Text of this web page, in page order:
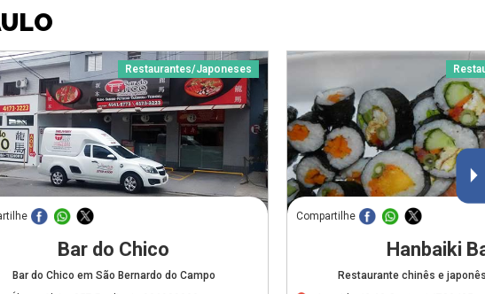
Restaurantes/Japoneses
Bar do Chico
Bar do Chico em São Bernardo do Campo
Compartilhe
Hanbaiki
Restaurante chinês e